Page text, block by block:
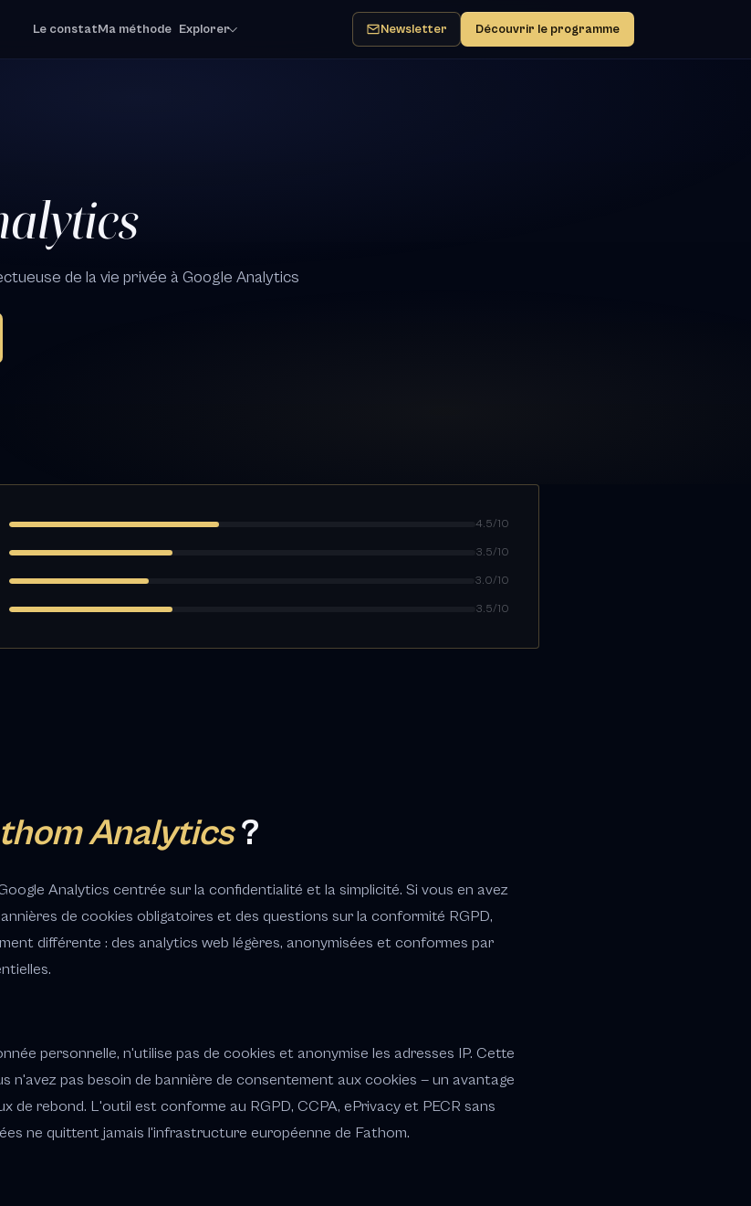
Le constatMa méthode Explorer Newsletter Découvrir le programme
de la vie privée à Google Analytics
4.5/10
3.5/10
3.0/10
3.5/10
Analytics?
Analytics centrée sur la confidentialité et la simplicité. Si vous en avez
de cookies obligatoires et des questions sur la conformité RGPD,
différente : des analytics web légères, anonymisées et conformes par
personnelle, n'utilise pas de cookies et anonymise les adresses IP. Cette
n'avez pas besoin de bannière de consentement aux cookies — un avantage
de rebond. L'outil est conforme au RGPD, CCPA, ePrivacy et PECR sans
ne quittent jamais l'infrastructure européenne de Fathom.